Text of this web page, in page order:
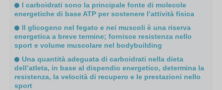
I carboidrati sono la principale fonte di molecole
energetiche di base ATP per sostenere l’attività fisica
Il glicogeno nel fegato e nei muscoli è una riserva
energetica a breve termine; fornisce resistenza nello
sport e volume muscolare nel bodybuilding
Una quantità adeguata di carboidrati nella dieta
dell’atleta, in base al dispendio energetico, determina la
resistenza, la velocità di recupero e le prestazioni nello
sport